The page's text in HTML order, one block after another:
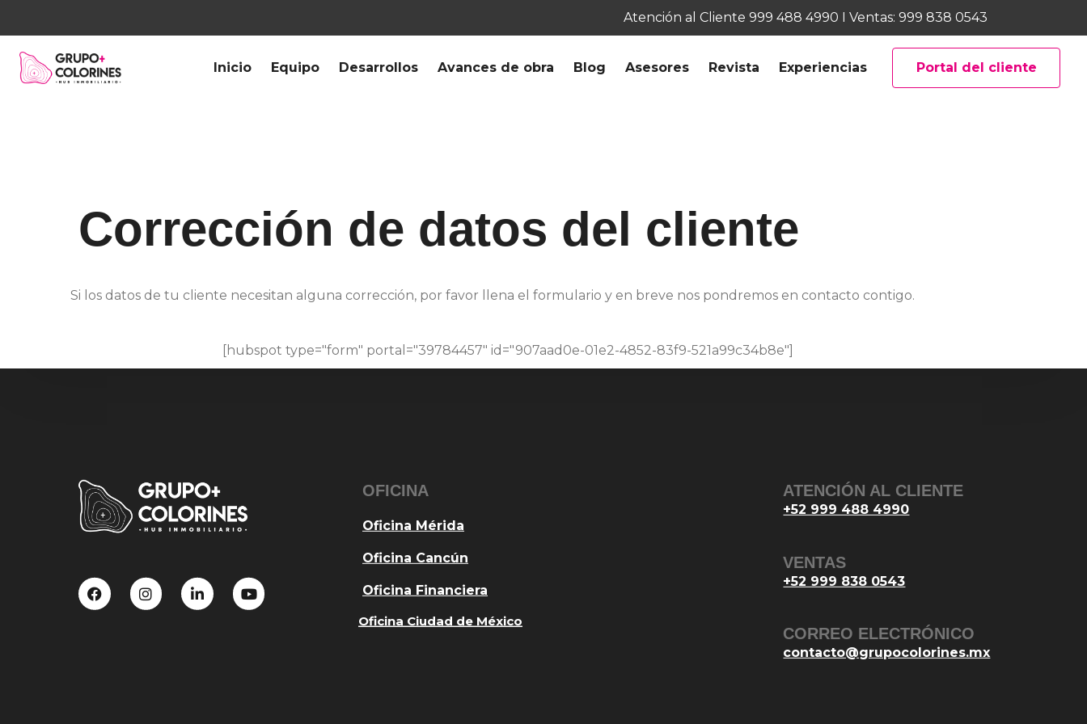
Atención al Cliente 999 488 4990 I Ventas: 999 838 0543
Inicio Equipo Desarrollos Avances de obra Blog Asesores Revista Experiencias Portal del cliente
Corrección de datos del cliente
Si los datos de tu cliente necesitan alguna corrección, por favor llena el formulario y en breve nos pondremos en contacto contigo.
[hubspot type="form" portal="39784457" id="907aad0e-01e2-4852-83f9-521a99c34b8e"]
OFICINA
Oficina Mérida
Oficina Cancún
Oficina Financiera
Oficina Ciudad de México
ATENCIÓN AL CLIENTE
+52 999 488 4990
VENTAS
+52 999 838 0543
CORREO ELECTRÓNICO
contacto@grupocolorines.mx